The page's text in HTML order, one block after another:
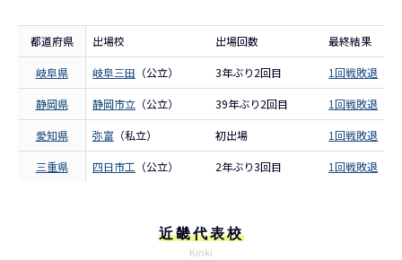
都道府県 出場校 出場回数 最終結果
岐阜県 岐阜三田 （公立） 3年ぶり2回目 1回戦敗退
静岡県 静岡市立 （公立） 39年ぶり2回目 1回戦敗退
愛知県 弥富 （私立） 初出場 1回戦敗退
三重県 四日市工 （公立） 2年ぶり3回目 1回戦敗退
近畿代表校
Kinki